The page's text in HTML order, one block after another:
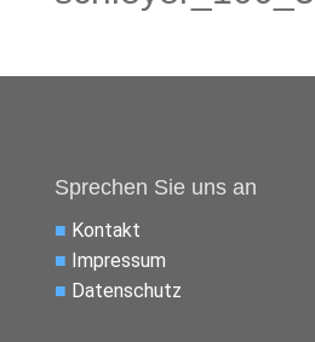
Sprechen Sie uns an
■ Kontakt
■ Impressum
■ Datenschutz